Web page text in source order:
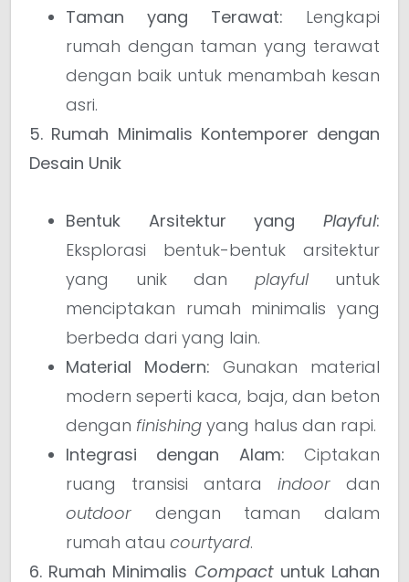
Taman yang Terawat: Lengkapi
rumah dengan taman yang terawat
dengan baik untuk menambah kesan
asri.
5. Rumah Minimalis Kontemporer dengan
Desain Unik
Bentuk Arsitektur yang Playful:
Eksplorasi bentuk-bentuk arsitektur
yang unik dan playfuluntuk
menciptakan rumah minimalis yang
berbeda dari yang lain.
Material Modern: Gunakan material
modern seperti kaca, baja, dan beton
dengan finishing yang halus dan rapi.
Integrasi dengan Alam: Ciptakan
ruang transisi antara indoor dan
outdoor dengan taman dalam
rumah atau courtyard.
6. Rumah Minimalis Compactuntuk Lahan